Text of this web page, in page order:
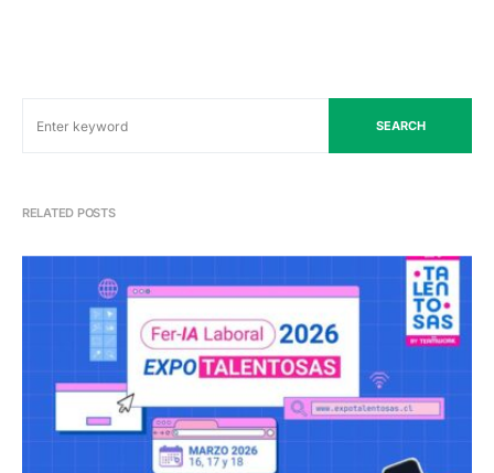
SEARCH
RELATED POSTS